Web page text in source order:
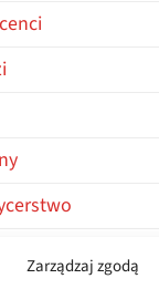
Zarządzaj zgodą